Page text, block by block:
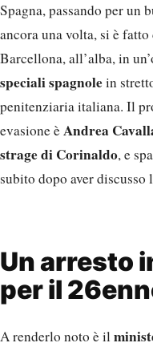
Spagna, passando per un
ancora una volta, si è
Barcellona, all’alba, in
speciali spagnolein
penitenziaria italiana. Il
evasione èAndrea
strage di Corinaldo, e
subito dopo aver
Un arresto
per il
A renderlo noto è il